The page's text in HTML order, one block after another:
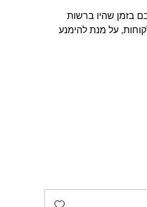
בזמן שהיו ברשות
על מנת להימנע
Add wishlist